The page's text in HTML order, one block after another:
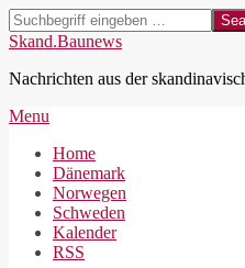
Skip
to
Search
Skand.Baunews
Nachrichten aus der
Secondary
Menu
Menu
Home
Dänemark
Norwegen
Schweden
Kalender
RSS